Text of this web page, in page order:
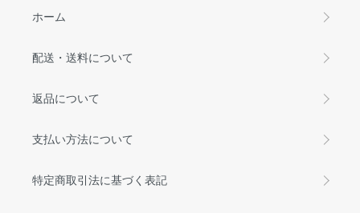
ホーム
配送・送料について
返品について
支払い方法について
特定商取引法に基づく表記